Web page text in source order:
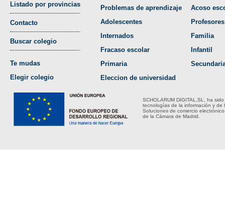
Listado por provincias
Contacto
Buscar colegio
Te mudas
Elegir colegio
Problemas de aprendizaje
Adolescentes
Internados
Fracaso escolar
Primaria
Eleccion de universidad
Acoso
Profesores
Familia
Infantil
SCHOLARUM DIGITAL,SL, ha
tecnologías de la información y de
Soluciones de comercio
de la Cámara de Madrid.